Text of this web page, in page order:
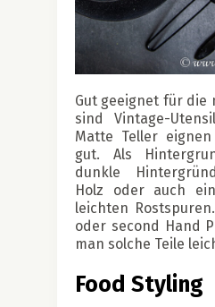
Gut geeignet für die
sind Vintage-
Matte Teller
gut. Als
dunkle
Holz oder auch
leichten
oder second Hand
man solche Teile
Food Styling